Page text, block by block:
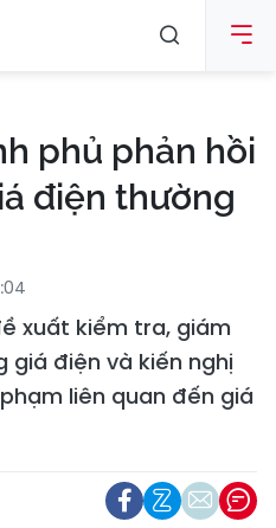
phủ phản hồi
điện thường
xuất kiểm tra, giám
điện và kiến nghị
liên quan đến giá